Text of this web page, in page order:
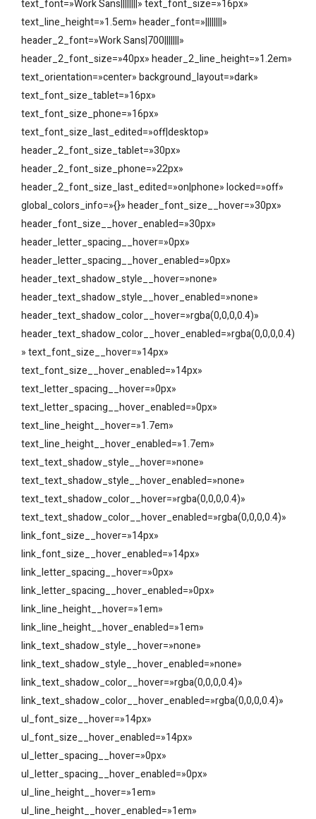
text_font=»Work Sans||||||||» text_font_size=»16px»
text_line_height=»1.5em» header_font=»||||||||»
header_2_font=»Work Sans|700|||||||»
header_2_font_size=»40px» header_2_line_height=»1.2em»
text_orientation=»center» background_layout=»dark»
text_font_size_tablet=»16px»
text_font_size_phone=»16px»
text_font_size_last_edited=»off|desktop»
header_2_font_size_tablet=»30px»
header_2_font_size_phone=»22px»
header_2_font_size_last_edited=»on|phone» locked=»off»
global_colors_info=»{}» header_font_size__hover=»30px»
header_font_size__hover_enabled=»30px»
header_letter_spacing__hover=»0px»
header_letter_spacing__hover_enabled=»0px»
header_text_shadow_style__hover=»none»
header_text_shadow_style__hover_enabled=»none»
header_text_shadow_color__hover=»rgba(0,0,0,0.4)»
header_text_shadow_color__hover_enabled=»rgba(0,0,0,0.4)
» text_font_size__hover=»14px»
text_font_size__hover_enabled=»14px»
text_letter_spacing__hover=»0px»
text_letter_spacing__hover_enabled=»0px»
text_line_height__hover=»1.7em»
text_line_height__hover_enabled=»1.7em»
text_text_shadow_style__hover=»none»
text_text_shadow_style__hover_enabled=»none»
text_text_shadow_color__hover=»rgba(0,0,0,0.4)»
text_text_shadow_color__hover_enabled=»rgba(0,0,0,0.4)»
link_font_size__hover=»14px»
link_font_size__hover_enabled=»14px»
link_letter_spacing__hover=»0px»
link_letter_spacing__hover_enabled=»0px»
link_line_height__hover=»1em»
link_line_height__hover_enabled=»1em»
link_text_shadow_style__hover=»none»
link_text_shadow_style__hover_enabled=»none»
link_text_shadow_color__hover=»rgba(0,0,0,0.4)»
link_text_shadow_color__hover_enabled=»rgba(0,0,0,0.4)»
ul_font_size__hover=»14px»
ul_font_size__hover_enabled=»14px»
ul_letter_spacing__hover=»0px»
ul_letter_spacing__hover_enabled=»0px»
ul_line_height__hover=»1em»
ul_line_height__hover_enabled=»1em»